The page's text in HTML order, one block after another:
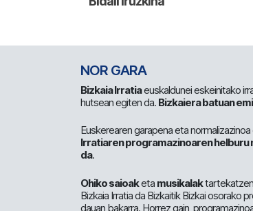
NOR GARA
Bizkaia Irratiaeuskaldunei eskeinitako
hutsean egiten da. Bizkaiera batuan
Euskerearen garapena eta
Irratiaren programazinoaren
da.
Ohiko saioaketa musikalaktartekatzen
Bizkaia Irratia da Bizkaitik Bizkai osorako
dauan bakarra. Horrez gain,